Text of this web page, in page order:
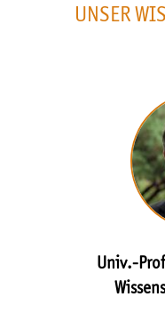
UNSER
Univ.-